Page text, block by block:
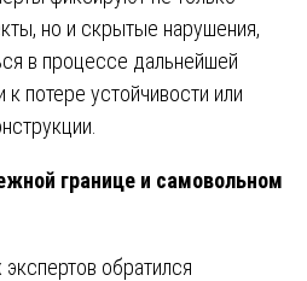
но и скрытые нарушения,
в процессе дальнейшей
к потере устойчивости или
границе и самовольном
обратился